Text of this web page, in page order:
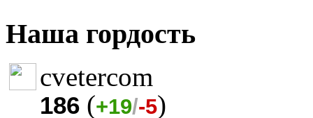
Наша гордость
cvetercom
186 (+19/-5)